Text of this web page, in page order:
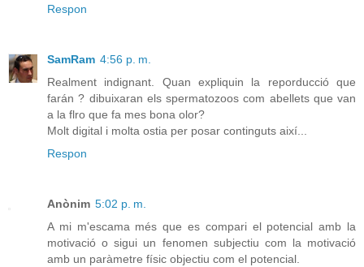
Respon
SamRam 4:56 p. m.
Realment indignant. Quan expliquin la reporducció que
farán ? dibuixaran els spermatozoos com abellets que van
a la flro que fa mes bona olor?
Molt digital i molta ostia per posar continguts així...
Respon
Anònim 5:02 p. m.
A mi m'escama més que es compari el potencial amb la
motivació o sigui un fenomen subjectiu com la motivació
amb un paràmetre físic objectiu com el potencial.